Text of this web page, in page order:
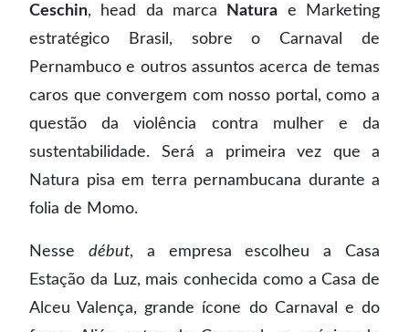
Ceschin, head da marca Natura e Marketing
estratégico Brasil, sobre o Carnaval de
Pernambuco e outros assuntos acerca de temas
caros que convergem com nosso portal, como a
questão da violência contra mulher e da
sustentabilidade. Será a primeira vez que a
Natura pisa em terra pernambucana durante a
folia de Momo.
Nesse début, a empresa escolheu a Casa
Estação da Luz, mais conhecida como a Casa de
Alceu Valença, grande ícone do Carnaval e do